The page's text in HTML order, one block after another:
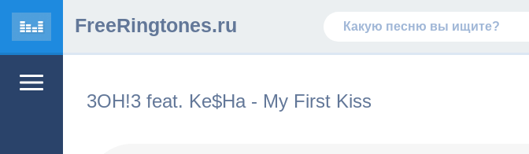
FreeRingtones.ru
3OH!3 feat. Ke$Ha - My First Kiss